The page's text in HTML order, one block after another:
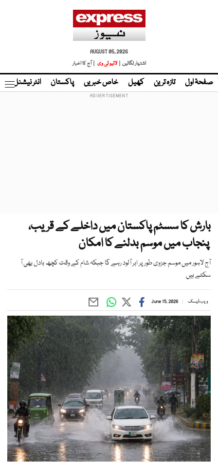
AUGUST 05, 2026
اشتہار لگائیں |
لائیو ٹی وی | آج کا اخبار
صفحۂ اول تازہ ترین کھیل خاص خبریں پاکستان انٹر نیشنل
بارش کا سسٹم پاکستان میں داخلے کے قریب،
پنجاب میں موسم بدلنے کا امکان
آج لاہور میں موسم جزوی طور پر ابر آلود رہے گا جبکہ شام کے وقت کچھ بادل بھی آ
سکتے ہیں
ویب ڈیسک June 15, 2026